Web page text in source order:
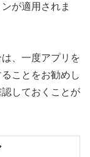
が適用されま
、一度アプリを
ことをお勧めし
しておくことが